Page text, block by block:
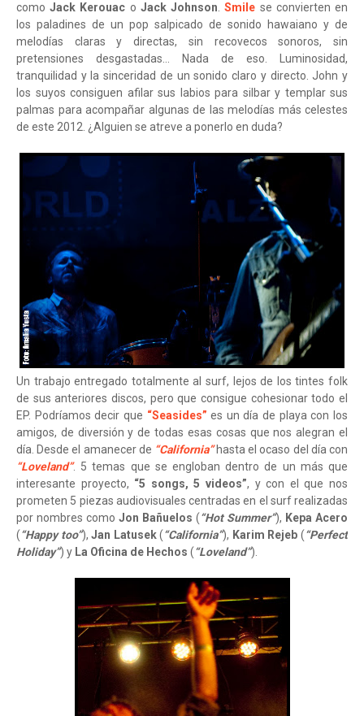
como Jack Kerouac o Jack Johnson.Smile se convierten en
los paladines de un pop salpicado de sonido hawaiano y de
melodías claras y directas, sin recovecos sonoros, sin
pretensiones desgastadas... Nada de eso. Luminosidad,
tranquilidad y la sinceridad de un sonido claro y directo. John y
los suyos consiguen afilar sus labios para silbar y templar sus
palmas para acompañar algunas de las melodías más celestes
de este 2012. ¿Alguien se atreve a ponerlo en duda?
Un trabajo entregado totalmente al surf, lejos de los tintes folk
de sus anteriores discos, pero que consigue cohesionar todo el
EP. Podríamos decir que “Seasides” es un día de playa con los
amigos, de diversión y de todas esas cosas que nos alegran el
día. Desde el amanecer de “California”hasta el ocaso del día con
“Loveland”. 5 temas que se engloban dentro de un más que
interesante proyecto, “5 songs, 5 videos”, y con el que nos
prometen 5 piezas audiovisuales centradas en el surf realizadas
por nombres como Jon Bañuelos (“Hot Summer”), Kepa Acero
(“Happy too”),Jan Latusek(“California”), Karim Rejeb (“Perfect
Holiday”) y La Oficina de Hechos (“Loveland”).